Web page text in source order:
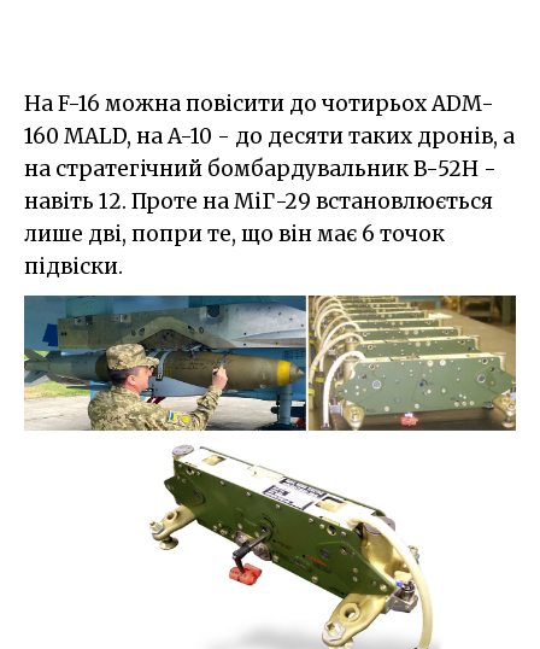
На F-16 можна повісити до чотирьох ADM-
160 MALD, на A-10 - до десяти таких дронів, а
на стратегічний бомбардувальник B-52H -
навіть 12. Проте на МіГ-29 встановлюється
лише дві, попри те, що він має 6 точок
підвіски.